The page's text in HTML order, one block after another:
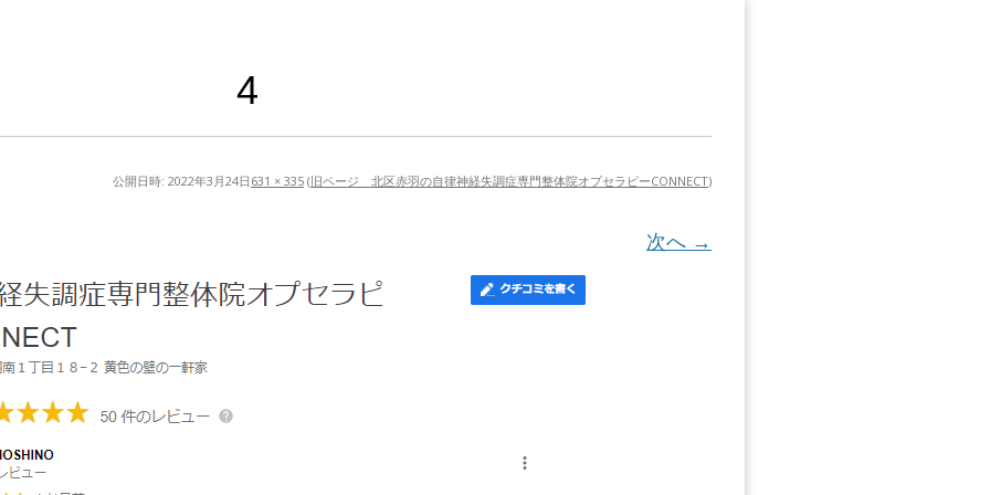
4
公開日時: 2022年3月24日 631 × 335 (旧ページ 北区赤羽の自律神経失調症専門整体院オプセラピーCONNECT)
次へ →